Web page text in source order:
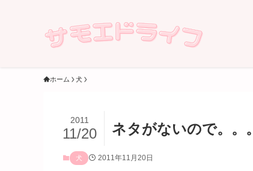
ホーム 犬
ネタがないので。。。
2011
11/20
犬 2011年11月20日